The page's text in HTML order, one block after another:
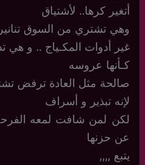
أتغير كرها.. لأشتياق
وهي تشتري من السوق
غير أدوات المكـياج .. و هي
كـأنها عروسه
صالحة مثل العادة ترفض
لإنه تبذير و أسراف
لكن لمن شافت لمعه
عن حزنها
يتبع ,,,,